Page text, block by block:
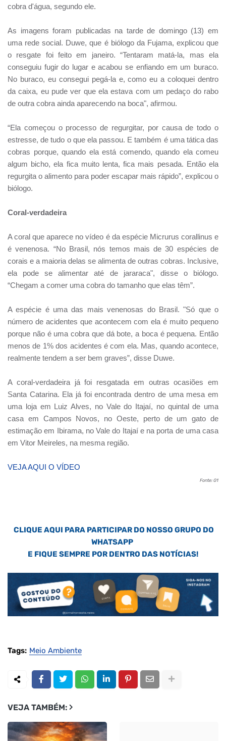
cobra d'água, segundo ele.
As imagens foram publicadas na tarde de domingo (13) em
uma rede social. Duwe, que é biólogo da Fujama, explicou que
o resgate foi feito em janeiro. “Tentaram matá-la, mas ela
conseguiu fugir do lugar e acabou se enfiando em um buraco.
No buraco, eu consegui pegá-la e, como eu a coloquei dentro
da caixa, eu pude ver que ela estava com um pedaço do rabo
de outra cobra ainda aparecendo na boca", afirmou.
“Ela começou o processo de regurgitar, por causa de todo o
estresse, de tudo o que ela passou. E também é uma tática das
cobras porque, quando ela está comendo, quando ela comeu
algum bicho, ela fica muito lenta, fica mais pesada. Então ela
regurgita o alimento para poder escapar mais rápido”, explicou o
biólogo.
Coral-verdadeira
A coral que aparece no vídeo é da espécie Micrurus corallinus e
é venenosa. “No Brasil, nós temos mais de 30 espécies de
corais e a maioria delas se alimenta de outras cobras. Inclusive,
ela pode se alimentar até de jararaca", disse o biólogo.
“Chegam a comer uma cobra do tamanho que elas têm”.
A espécie é uma das mais venenosas do Brasil. "Só que o
número de acidentes que acontecem com ela é muito pequeno
porque não é uma cobra que dá bote, a boca é pequena. Então
menos de 1% dos acidentes é com ela. Mas, quando acontece,
realmente tendem a ser bem graves”, disse Duwe.
A coral-verdadeira já foi resgatada em outras ocasiões em
Santa Catarina. Ela já foi encontrada dentro de uma mesa em
uma loja em Luiz Alves, no Vale do Itajaí, no quintal de uma
casa em Campos Novos, no Oeste, perto de um gato de
estimação em Ibirama, no Vale do Itajaí e na porta de uma casa
em Vitor Meireles, na mesma região.
VEJA AQUI O VÍDEO
Fonte: G1
CLIQUE AQUI PARA PARTICIPAR DO NOSSO GRUPO DO
WHATSAPP
E FIQUE SEMPRE POR DENTRO DAS NOTÍCIAS!
Tags: Meio Ambiente
VEJA TAMBÉM: